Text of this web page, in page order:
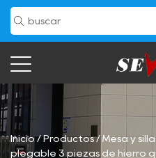
Inicio/Productos/Mesa y
plegable 3 piezas de hierro